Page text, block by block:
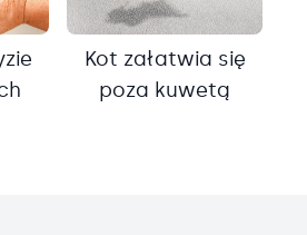
Kot załatwia się
poza kuwetą